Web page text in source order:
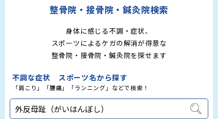
整骨院・接骨院・鍼灸院検索
身体に感じる不調・症状、
スポーツによるケガの解消が得意な
整骨院・接骨院・鍼灸院を探せます
不調な症状 スポーツ名から探す
「肩こり」「腰痛」「ランニング」などで検索！